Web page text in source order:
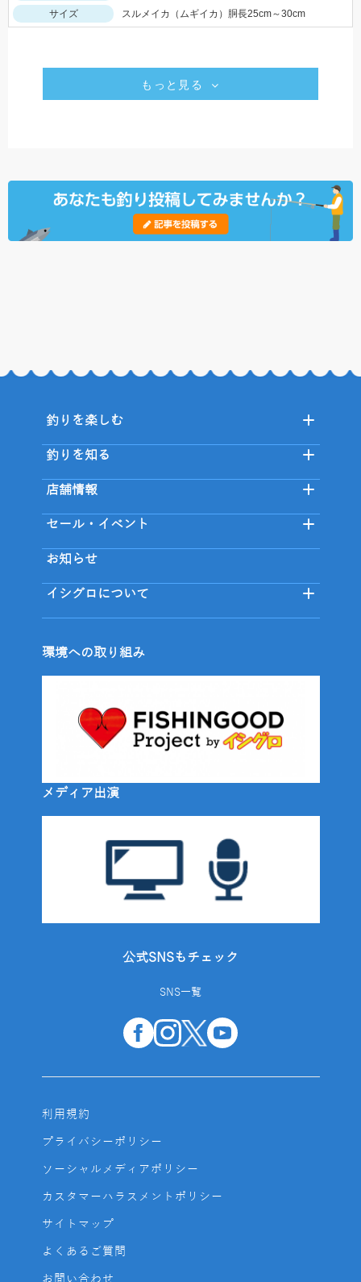
サイズ
スルメイカ（ムギイカ）胴長25cm～30cm
もっと見る
釣りを楽しむ
釣りを知る
店舗情報
セール・イベント
お知らせ
イシグロについて
環境への取り組み
メディア出演
公式SNSもチェック
SNS一覧
利用規約
プライバシーポリシー
ソーシャルメディアポリシー
カスタマーハラスメントポリシー
サイトマップ
よくあるご質問
お問い合わせ